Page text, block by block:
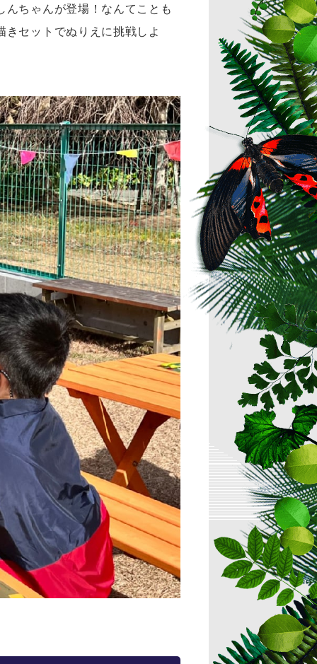
ちゃんが登場！なんてことも
セットでぬりえに挑戦しよ